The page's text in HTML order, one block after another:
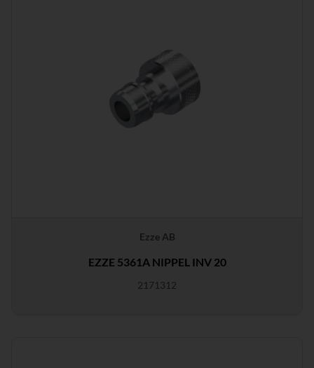
Ezze AB
EZZE 5361A NIPPEL INV 20
2171312